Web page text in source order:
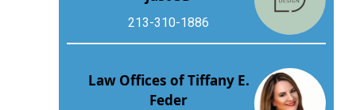
213-310-1886
Law Offices of Tiffany E.
Feder